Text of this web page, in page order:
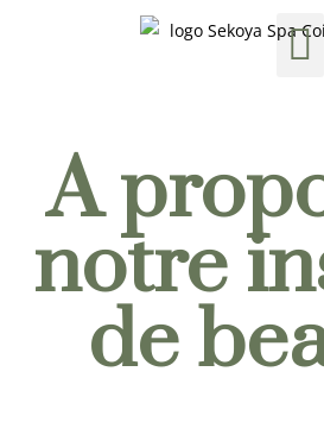
A
notre
de